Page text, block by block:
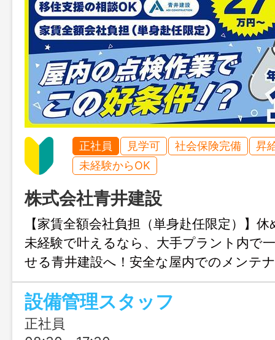
正社員 見学可 社会保険完備
昇
未経験からOK
株式会社青井建設
【家賃全額会社負担（単身赴任限定）】
未経験で叶えるなら、大手プラント内で
せる青井建設へ！安全な屋内でのメンテ
給27万円～。規則がしっかりした職場だ
定時退勤ができます◎ まとまった休日も
的な生活を手に入れましょう！
設備管理スタッフ
正社員